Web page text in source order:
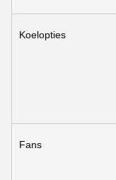
Koelopties
Fans